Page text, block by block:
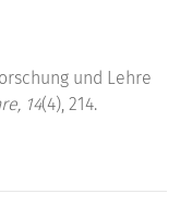
und Lehre
14(4), 214.